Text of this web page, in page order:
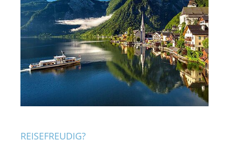
REISEFREUDIG?